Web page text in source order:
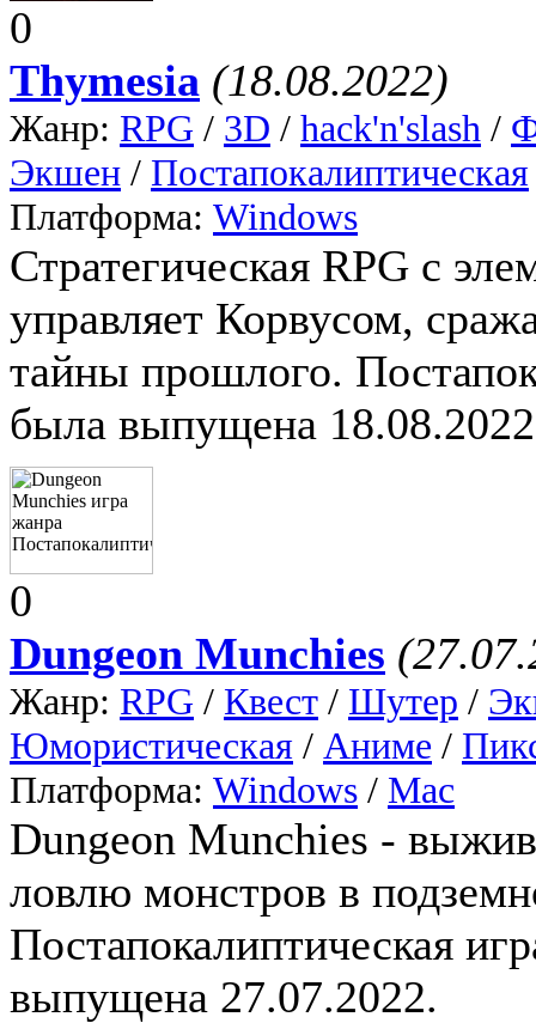
0
Thymesia (18.08.2022)
Жанр: RPG / 3D / hack'n'slash /
Экшен / Постапокалиптическая
Платформа: Windows
Стратегическая RPG с
управляет Корвусом,
тайны прошлого.
была выпущена
0
Dungeon Munchies
Жанр: RPG / Квест / Шутер /
Юмористическая / Аниме /
Платформа: Windows / Mac
Dungeon Munchies -
ловлю монстров в
Постапокалиптическая
выпущена 27.07.2022.